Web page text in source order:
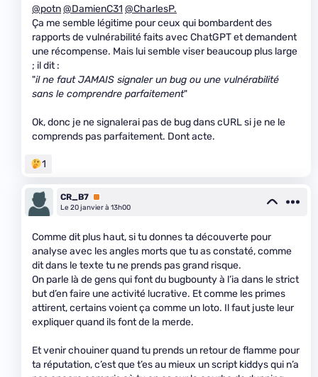
@potn@DamienC31 @CharlesP.
Ça me semble légitime pour ceux qui bombardent des
rapports de vulnérabilité faits avec ChatGPT et demandent
une récompense. Mais lui semble viser beaucoup plus large
; il dit :
"il ne faut JAMAIS signaler un bug ou une vulnérabilité
sans le comprendre parfaitement"
Ok, donc je ne signalerai pas de bug dans cURL si je ne le
comprends pas parfaitement. Dont acte.
1
CR_B7 Premium
Le 20 janvier à 13h00
Comme dit plus haut, si tu donnes ta découverte pour
analyse avec les angles morts que tu as constaté, comme
dit dans le texte tu ne prends pas grand risque.
On parle là de gens qui font du bugbounty à l’ia dans le strict
but d’en faire une activité lucrative. Et comme les primes
attirent, certains voient ça comme un loto. Il faut juste leur
expliquer quand ils font de la merde.
Et venir chouiner quand tu prends un retour de flamme pour
ta réputation, c’est que t’es au mieux un script kiddys qui n’a